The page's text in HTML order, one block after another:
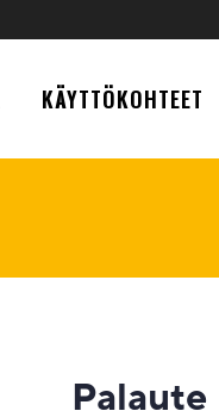
KÄYTTÖKOHTEET